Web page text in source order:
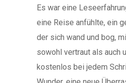
Es war eine
eine Reise anfühlte, ein
der sich wand und bog,
sowohl vertraut als auch
kostenlos bei jedem